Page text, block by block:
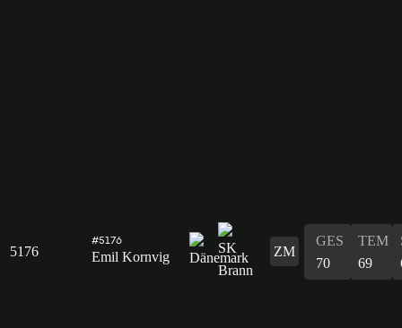
5176
#5176
Emil Kornvig ZM
GES
70
TEM
69